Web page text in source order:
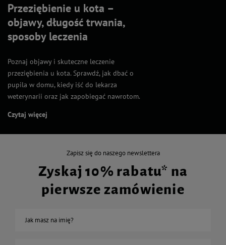
Przeziębienie u kota –
objawy, długość trwania,
sposoby leczenia
Poznaj objawy i skuteczne leczenie
przeziębienia u kota. Sprawdź, jak dbać o
pupila w domu, kiedy iść do lekarza
weterynarii oraz jak zapobiegać nawrotom.
Czytaj więcej
Zapisz się do naszego newslettera
Zyskaj 10% rabatu* na
pierwsze zamówienie
Jak masz na imię?